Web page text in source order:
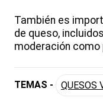
También es
de queso,
moderación como
TEMAS - QUESOS